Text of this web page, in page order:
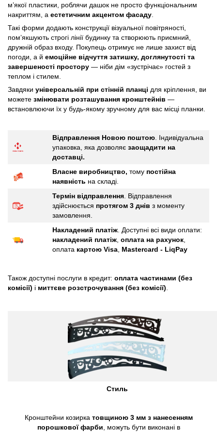
м’якої пластики, роблячи дашок не просто функціональним
накриттям, а естетичним акцентом фасаду
Такі форми додають конструкції візуальної повітряності,
пом’якшують строгі лінії будинку та створюють приємний,
дружній образ входу. Покупець отримує не лише захист від
погоди, а й емоційне відчуття затишку, доглянутості та
завершеності простору — ніби дім «зустрічає» гостей з
теплом і стилем.
Завдяки універсальній при стінній планці для кріплення, ви
можете змінювати розташування кронштейнів —
встановлюючи їх у будь-якому зручному для вас місці планки.
Відправлення Новою поштою . Індивідуальна
упаковка, яка дозволяє заощадити на
доставці.
Власне виробництво, тому постійна
наявність на складі.
Термін відправлення . Відправлення
здійснюється протягом 3 днів з моменту
замовлення.
Накладений платіж . Доступні всі види оплати:
накладений платіж оплата на рахунок
оплата картою Visa Mastercard - LiqPay
Також доступні послуги в кредит: оплата частинами (без
комісії) і миттєве розстрочування (без комісії)
Стиль
Кронштейни козирка товщиною 3 мм з нанесенням
порошкової фарби, можуть бути виконані в